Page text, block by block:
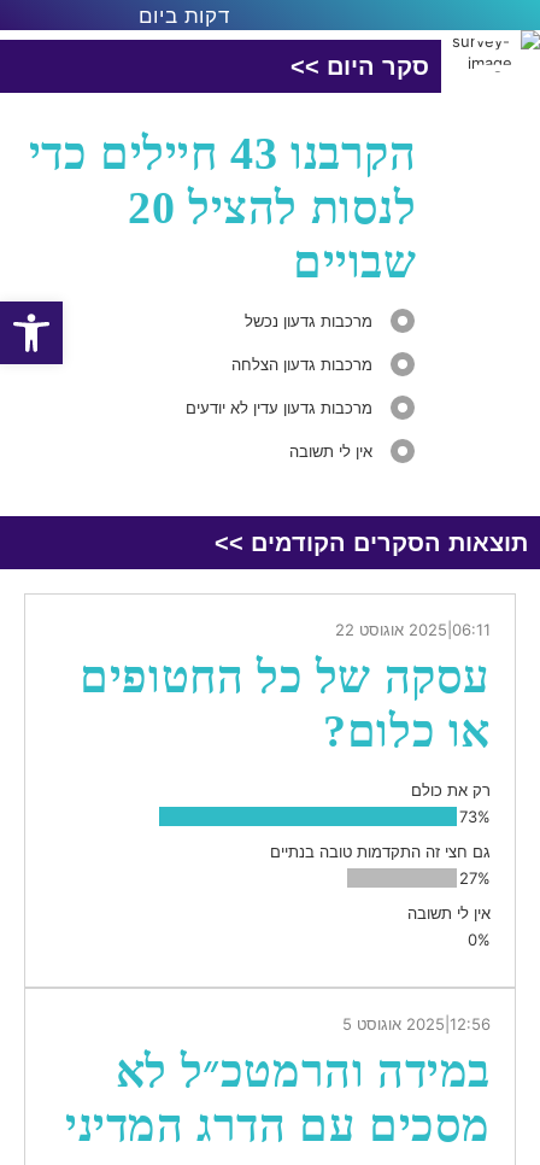
דקות ביום
סקר היום >>
הקרבנו 43 חיילים כדי
לנסות להציל 20
שבויים
מרכבות גדעון נכשל
מרכבות גדעון הצלחה
מרכבות גדעון עדין לא יודעים
אין לי תשובה
תוצאות הסקרים הקודמים >>
2025 אוגוסט 22 06:11
עסקה של כל החטופים
או כלום?
רק את כולם
73%
גם חצי זה התקדמות טובה בנתיים
27%
אין לי תשובה
0%
2025 אוגוסט 5 12:56
במידה והרמטכ״ל לא
מסכים עם הדרג המדיני
פתח